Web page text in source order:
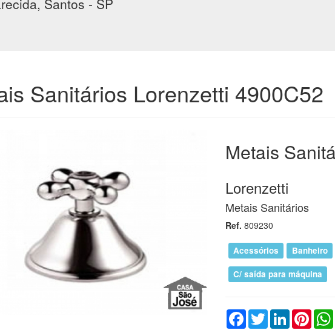
Sanitários Lorenzetti 4900C52
Metais
Lorenzetti
Metais Sanitários
Ref. 809230
Acessórios Banheiro
C/ saída para máquina
Facebook
TwitterLinkedIn